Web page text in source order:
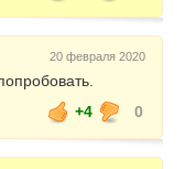
20 февраля 2020
+4
0